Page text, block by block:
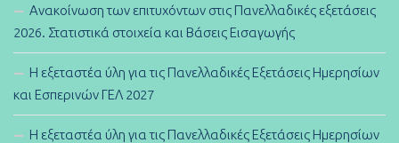
Ανακοίνωση των επιτυχόντων στις Πανελλαδικές εξετάσεις
2026. Στατιστικά στοιχεία και Βάσεις Εισαγωγής
Η εξεταστέα ύλη για τις Πανελλαδικές Εξετάσεις Ημερησίων
και Εσπερινών ΓΕΛ 2027
Η εξεταστέα ύλη για τις Πανελλαδικές Εξετάσεις Ημερησίων